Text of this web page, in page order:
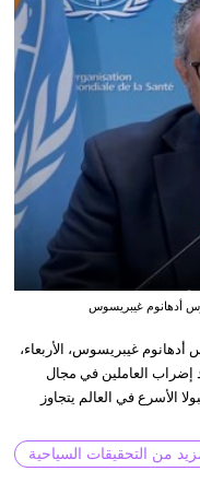
أدهانوم غيبريسوس
أدهانوم غيبريسوس، الأربعاء،
إضراب العاملين في مجال
الأسرع في العالم يتجاوز
من التحقيقات السياحية